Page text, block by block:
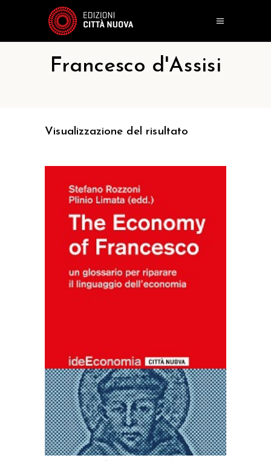
Francesco d'Assisi
Visualizzazione del risultato